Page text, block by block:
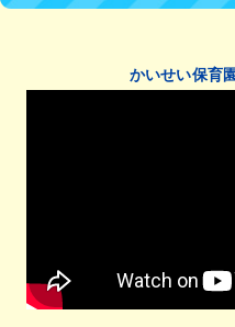
かいせい保育